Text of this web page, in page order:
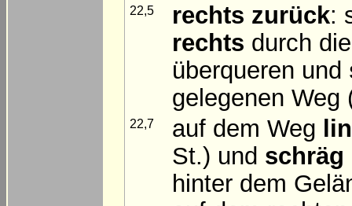
22,5 rechts zurück:
rechts durch
überqueren und
gelegenen Weg
22,7 auf dem Weg
St.) und
hinter dem